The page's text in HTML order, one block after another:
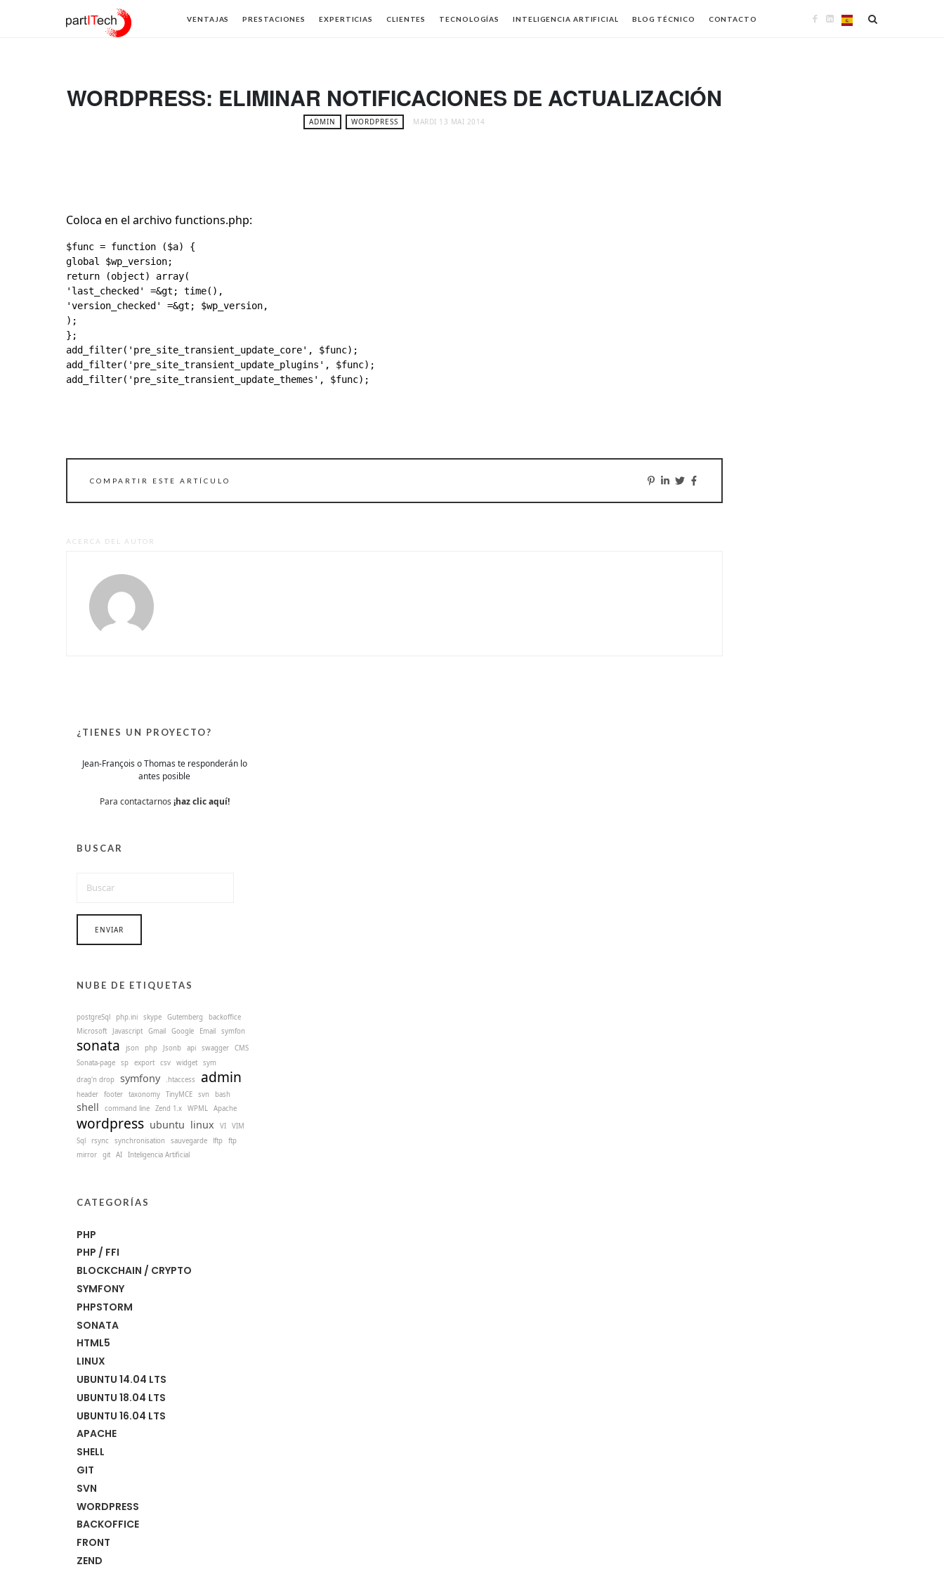
partITech
VENTAJAS PRESTACIONES EXPERTICIAS CLIENTES TECNOLOGÍAS INTELIGENCIA ARTIFICIAL BLOG TÉCNICO CONTACTO
WORDPRESS: ELIMINAR NOTIFICACIONES DE ACTUALIZACIÓN
ADMIN WORDPRESS MARDI 13 MAI 2014
Coloca en el archivo functions.php:
$func = function ($a) {
global $wp_version;
return (object) array(
'last_checked' =&gt; time(),
'version_checked' =&gt; $wp_version,
);
};
add_filter('pre_site_transient_update_core', $func);
add_filter('pre_site_transient_update_plugins', $func);
add_filter('pre_site_transient_update_themes', $func);
COMPARTIR ESTE ARTÍCULO
ACERCA DEL AUTOR
¿TIENES UN PROYECTO?
Jean-François o Thomas te responderán lo
antes posible
Para contactarnos ¡haz clic aquí!
BUSCAR
NUBE DE ETIQUETAS
postgreSql php.ini skype Gutemberg
backoffice
Microsoft
Javascript Gmail Google Email symfon
sonata json php Jsonb api swagger
CMS
Sonata-page
sp export csv widget
sym
drag'n drop
symfony .htaccess admin
header footer taxonomy TinyMCE svn bash
shell command line Zend 1.x WPML Apache
wordpress ubuntu linux VI
VIM
Sql
rsync synchronisation sauvegarde lftp
ftp
mirror
git AI Inteligencia Artificial
CATEGORÍAS
PHP
PHP / FFI
BLOCKCHAIN / CRYPTO
SYMFONY
PHPSTORM
SONATA
HTML5
LINUX
UBUNTU 14.04 LTS
UBUNTU 18.04 LTS
UBUNTU 16.04 LTS
APACHE
SHELL
GIT
SVN
WORDPRESS
BACKOFFICE
FRONT
ZEND